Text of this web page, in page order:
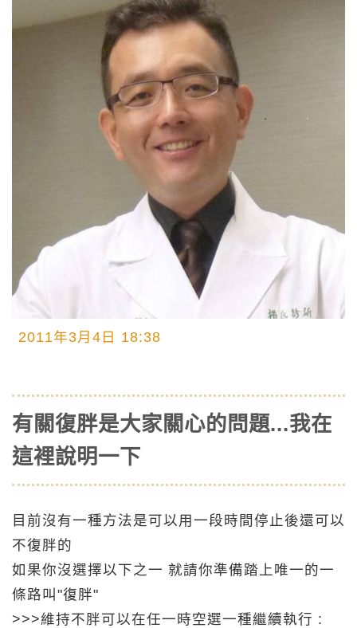
2011年3月4日 18:38
有關復胖是大家關心的問題...我在
這裡說明一下
目前沒有一種方法是可以用一段時間停止後還可以
不復胖的
如果你沒選擇以下之一 就請你準備踏上唯一的一
條路叫"復胖"
>>>維持不胖可以在任一時空選一種繼續執行 :